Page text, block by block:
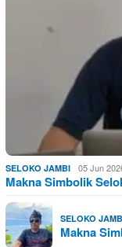
SELOKO JAMBI 05 Jun
Makna Simbolik
SELOKO
Makna